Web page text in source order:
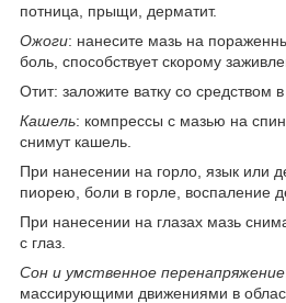
потница, прыщи, дерматит.
Ожоги: нанесите мазь на
боль, способствует скорому
Отит: заложите ватку со средством
Кашель: компрессы с мазью на
снимут кашель.
При нанесении на горло, язык или
пиорею, боли в горле, воспаление
При нанесении на глазах мазь
с глаз.
Сон и умственное перенапряжение
массирующими движениями в